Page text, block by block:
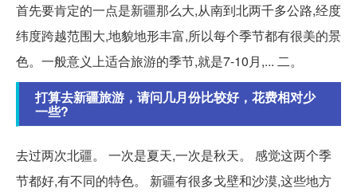
首先要肯定的一点是新疆那么大,从南到北两千多公路,经度
纬度跨越范围大,地貌地形丰富,所以每个季节都有很美的景
色。一般意义上适合旅游的季节,就是7-10月,... 二。
打算去新疆旅游，请问几月份比较好，花费相对少
一些?
去过两次北疆。 一次是夏天,一次是秋天。 感觉这两个季
节都好,有不同的特色。 新疆有很多戈壁和沙漠,这些地方